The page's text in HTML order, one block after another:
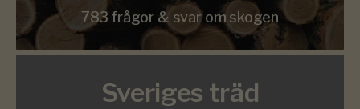
783 frågor & svar om skogen
Sveriges träd